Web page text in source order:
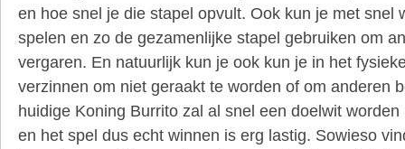
en hoe snel je die stapel opvult. Ook kun je met snel
spelen en zo de gezamenlijke stapel gebruiken om
vergaren. En natuurlijk kun je ook kun je in het
verzinnen om niet geraakt te worden of om anderen
huidige Koning Burrito zal al snel een doelwit
en het spel dus echt winnen is erg lastig. Sowieso